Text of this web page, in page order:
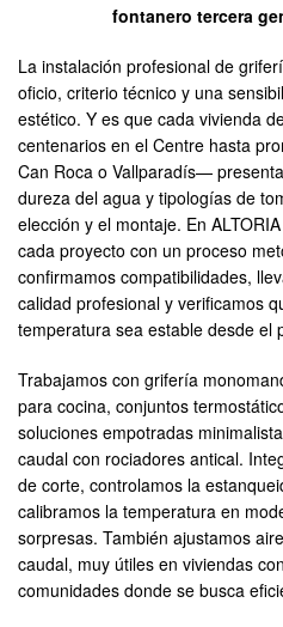
fontanero tercera
La instalación profesional de
oficio, criterio técnico y una
estético. Y es que cada vivienda
centenarios en el Centre hasta
Can Roca o Vallparadís—
dureza del agua y tipologías de
elección y el montaje. En
cada proyecto con un proceso
confirmamos compatibilidades,
calidad profesional y verificamos
temperatura sea estable desde el
Trabajamos con grifería
para cocina, conjuntos
soluciones empotradas
caudal con rociadores antical.
de corte, controlamos la
calibramos la temperatura en
sorpresas. También ajustamos
caudal, muy útiles en viviendas
comunidades donde se busca